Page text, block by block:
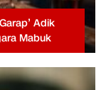
Adik
Mabuk